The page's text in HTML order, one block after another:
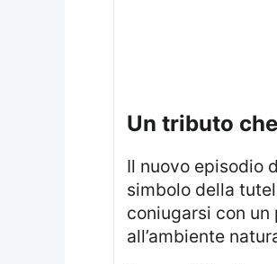
un tributo
Il nuovo episodio di Larson si conferma come un attestato di apprezzamento sincero e rispettoso verso Jane Goodall,
simbolo della
coniugarsi con
all’ambiente